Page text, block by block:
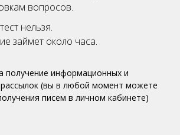
вопросов.
нельзя.
займет около часа.
получение информационных и
(вы в любой момент можете
писем в личном кабинете)